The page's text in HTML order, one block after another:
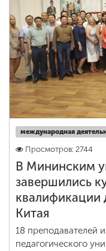
международная
Просмотров: 2744
В Мининским
завершились
квалификации
Китая
18 преподавателей
педагогического